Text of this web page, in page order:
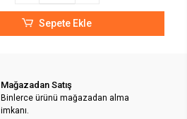
Sepete Ekle
Mağazadan Satış
Binlerce ürünü mağazadan alma
imkanı.